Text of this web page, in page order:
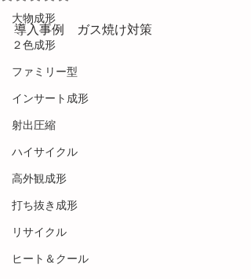
大物成形
２色成形
ファミリー型
インサート成形
射出圧縮
ハイサイクル
高外観成形
打ち抜き成形
リサイクル
ヒート＆クール
導入事例　ガス焼け対策